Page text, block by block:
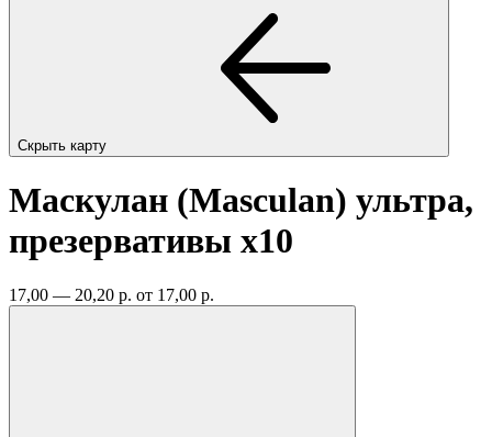
Скрыть карту
Маскулан (Masculan) ультра,
презервативы x10
17,00 — 20,20 р. от 17,00 р.